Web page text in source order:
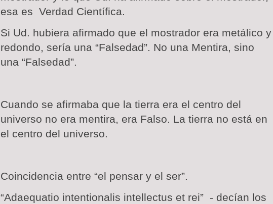
esa es Verdad Científica.
Si Ud. hubiera afirmado que el mostrador era metálico y
redondo, sería una “Falsedad”. No una Mentira, sino
una “Falsedad”.
Cuando se afirmaba que la tierra era el centro del
universo no era mentira, era Falso. La tierra no está en
el centro del universo.
Coincidencia entre “el pensar y el ser”.
“Adaequatio intentionalis intellectus et rei” - decían los